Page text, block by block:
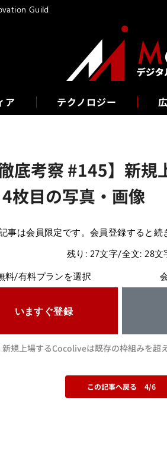
ア テクノロジー
徹底考察 #145】新
枚目の写真・画像
事は会員限定です。会員登録すると続
残り: 27文字/全文: 28文
料/有料プランを選択
いますぐ登録
新規上場するCocoliveは既存の枠組みを超
この記事へ戻る 4/6
Guild